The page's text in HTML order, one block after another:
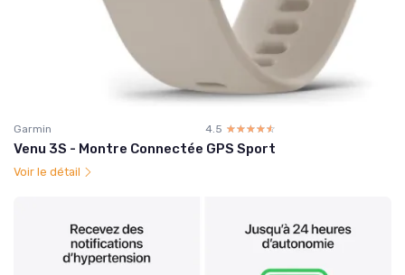
Garmin 4.5 ☆☆☆☆☆
★★★★★
Venu 3S - Montre Connectée GPS Sport
Voir le détail